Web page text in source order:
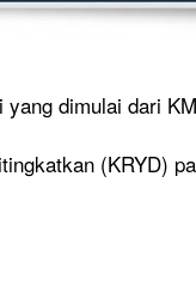
dimulai dari
(KRYD)